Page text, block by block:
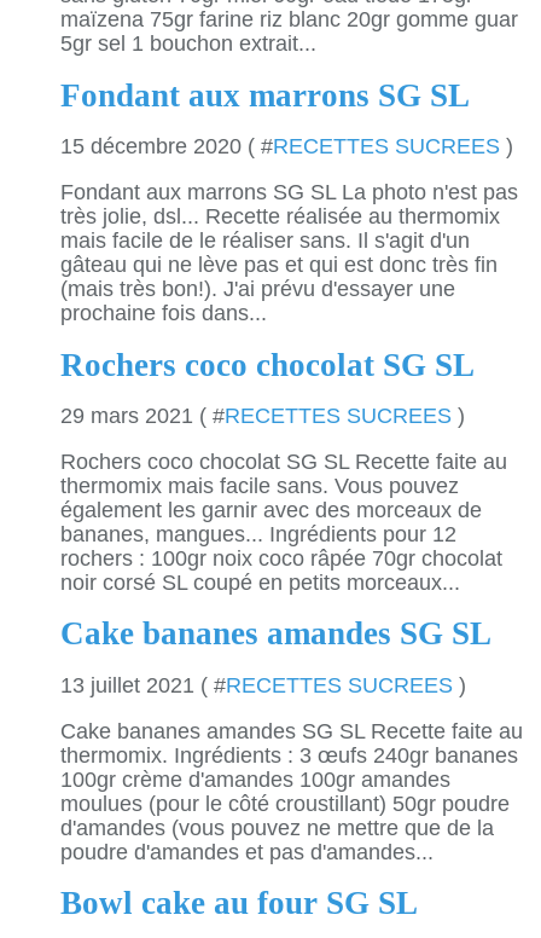
maïzena 75gr farine riz blanc 20gr gomme guar
5gr sel 1 bouchon extrait...
Fondant aux marrons SG SL
15 décembre 2020 ( #RECETTES SUCREES )
Fondant aux marrons SG SL La photo n'est pas
très jolie, dsl... Recette réalisée au thermomix
mais facile de le réaliser sans. Il s'agit d'un
gâteau qui ne lève pas et qui est donc très fin
(mais très bon!). J'ai prévu d'essayer une
prochaine fois dans...
Rochers coco chocolat SG SL
29 mars 2021 ( #RECETTES SUCREES )
Rochers coco chocolat SG SL Recette faite au
thermomix mais facile sans. Vous pouvez
également les garnir avec des morceaux de
bananes, mangues... Ingrédients pour 12
rochers : 100gr noix coco râpée 70gr chocolat
noir corsé SL coupé en petits morceaux...
Cake bananes amandes SG SL
13 juillet 2021 ( #RECETTES SUCREES )
Cake bananes amandes SG SL Recette faite au
thermomix. Ingrédients : 3 œufs 240gr bananes
100gr crème d'amandes 100gr amandes
moulues (pour le côté croustillant) 50gr poudre
d'amandes (vous pouvez ne mettre que de la
poudre d'amandes et pas d'amandes...
Bowl cake au four SG SL